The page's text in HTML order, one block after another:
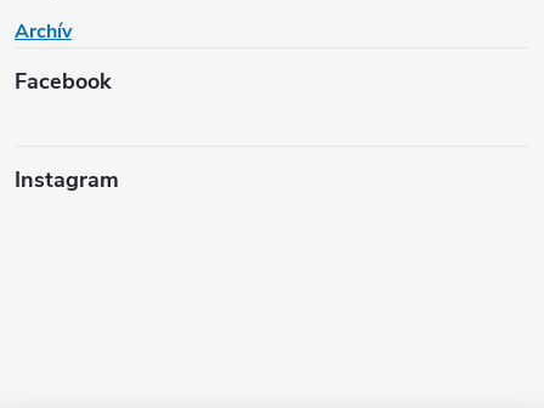
Archív
Facebook
Instagram